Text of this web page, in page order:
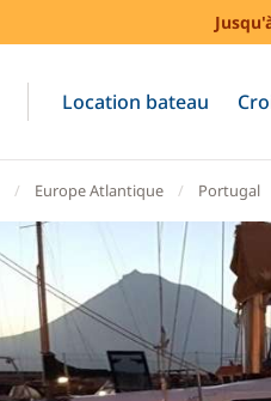
Location bateau
Europe Atlantique Portugal